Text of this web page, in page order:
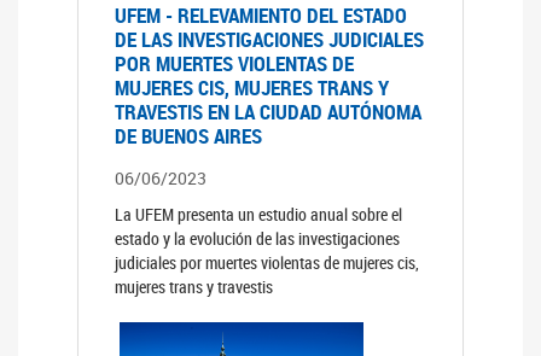
UFEM - RELEVAMIENTO DEL ESTADO
DE LAS INVESTIGACIONES JUDICIALES
POR MUERTES VIOLENTAS DE
MUJERES CIS, MUJERES TRANS Y
TRAVESTIS EN LA CIUDAD AUTÓNOMA
DE BUENOS AIRES
06/06/2023
La UFEM presenta un estudio anual sobre el
estado y la evolución de las investigaciones
judiciales por muertes violentas de mujeres cis,
mujeres trans y travestis